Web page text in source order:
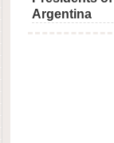
Argentina